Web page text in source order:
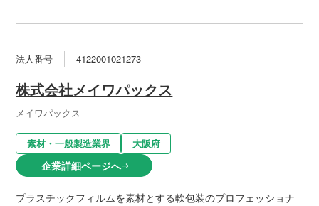
法人番号 4122001021273
株式会社メイワパックス
メイワパックス
素材・一般製造業界 大阪府
企業詳細ページへarrow_right_alt
プラスチックフィルムを素材とする軟包装のプロフェッショナ